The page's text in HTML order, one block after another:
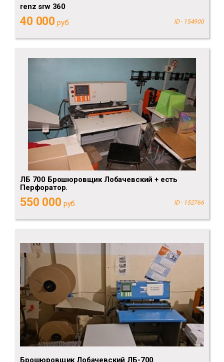
renz srw 360
40 000 руб. ID - 154900
ЛБ 700 Брошюровщик Лобачевский + есть
Перфоратор.
550 000 руб. ID - 152766
Брошюровщик Лобачевский ЛБ-700